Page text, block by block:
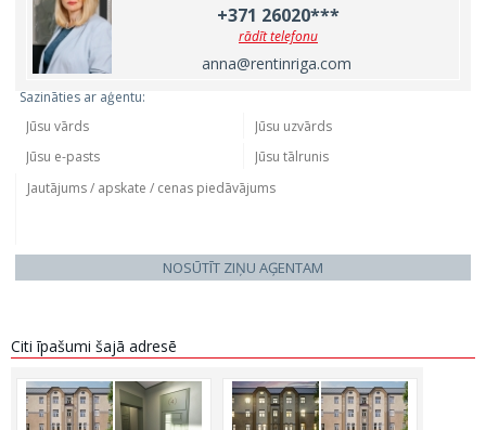
+371 26020***
rādīt telefonu
anna@rentinriga.com
Sazināties ar aģentu:
NOSŪTĪT ZIŅU AĢENTAM
Citi īpašumi šajā adresē